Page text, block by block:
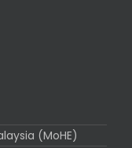
(MoHE)